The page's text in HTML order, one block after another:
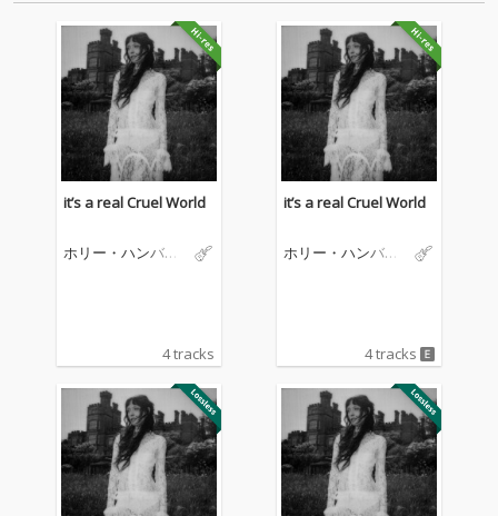
it’s a real Cruel World
ホリー・ハンバー
4 tracks
it’s a real Cruel World
ホリー・ハンバー
4 tracks